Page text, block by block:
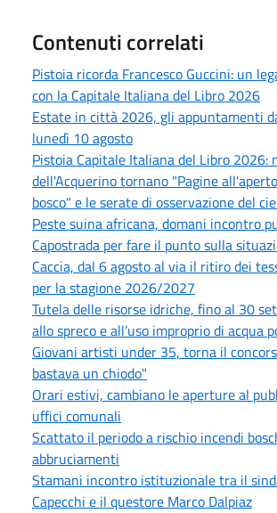
Contenuti correlati
Pistoia ricorda Francesco Guccini: un
con la Capitale Italiana del Libro 2026
Estate in città 2026, gli appuntamenti
lunedì 10 agosto
Pistoia Capitale Italiana del Libro 2026:
dell'Acquerino tornano "Pagine
bosco" e le serate di osservazione del
Peste suina africana, domani incontro
Capostrada per fare il punto sulla
Caccia, dal 6 agosto al via il ritiro dei
per la stagione 2026/2027
Tutela delle risorse idriche, fino al 30
allo spreco e all’uso improprio di acqua
Giovani artisti under 35, torna il
bastava un chiodo"
Orari estivi, cambiano le aperture al
uffici comunali
Scattato il periodo a rischio incendi
abbruciamenti
Stamani incontro istituzionale tra il
Capecchi e il questore Marco Dalpiaz